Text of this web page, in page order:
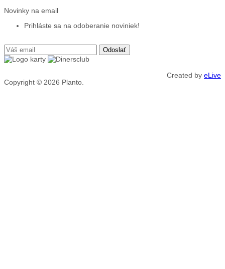
Novinky na email
Prihláste sa na odoberanie noviniek!
Copyright © 2026 Planto.
Created by eLive